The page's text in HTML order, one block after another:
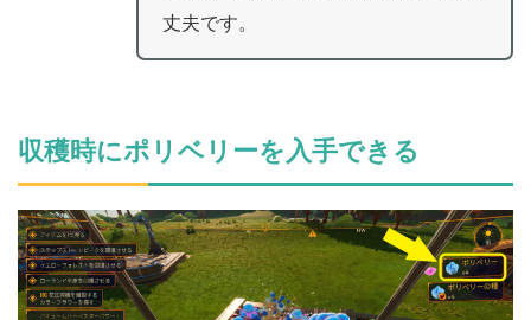
丈夫です。
収穫時にポリベリーを入手できる